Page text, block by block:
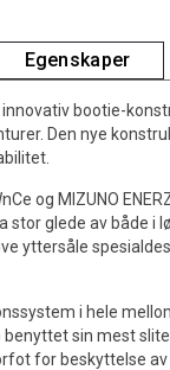
Egenskaper
innovativ bootie-
Den nye
og MIZUNO
stor glede av både i
yttersåle
i hele
sin mest
for beskyttelse